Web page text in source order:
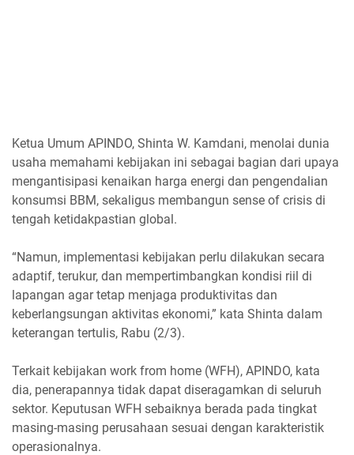
Ketua Umum APINDO, Shinta W. Kamdani, menolai dunia
usaha memahami kebijakan ini sebagai bagian dari upaya
mengantisipasi kenaikan harga energi dan pengendalian
konsumsi BBM, sekaligus membangun sense of crisis di
tengah ketidakpastian global.
“Namun, implementasi kebijakan perlu dilakukan secara
adaptif, terukur, dan mempertimbangkan kondisi riil di
lapangan agar tetap menjaga produktivitas dan
keberlangsungan aktivitas ekonomi,” kata Shinta dalam
keterangan tertulis, Rabu (2/3).
Terkait kebijakan work from home (WFH), APINDO, kata
dia, penerapannya tidak dapat diseragamkan di seluruh
sektor. Keputusan WFH sebaiknya berada pada tingkat
masing-masing perusahaan sesuai dengan karakteristik
operasionalnya.